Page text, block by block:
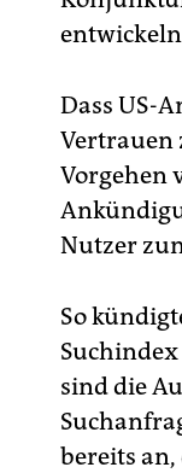
Dass US-
Vertrauen
Vorgehen
Nutzer
So
sind die
bereits